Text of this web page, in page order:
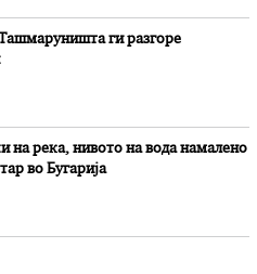
ги разгоре
на река, нивото на вода намалено
во Бугарија